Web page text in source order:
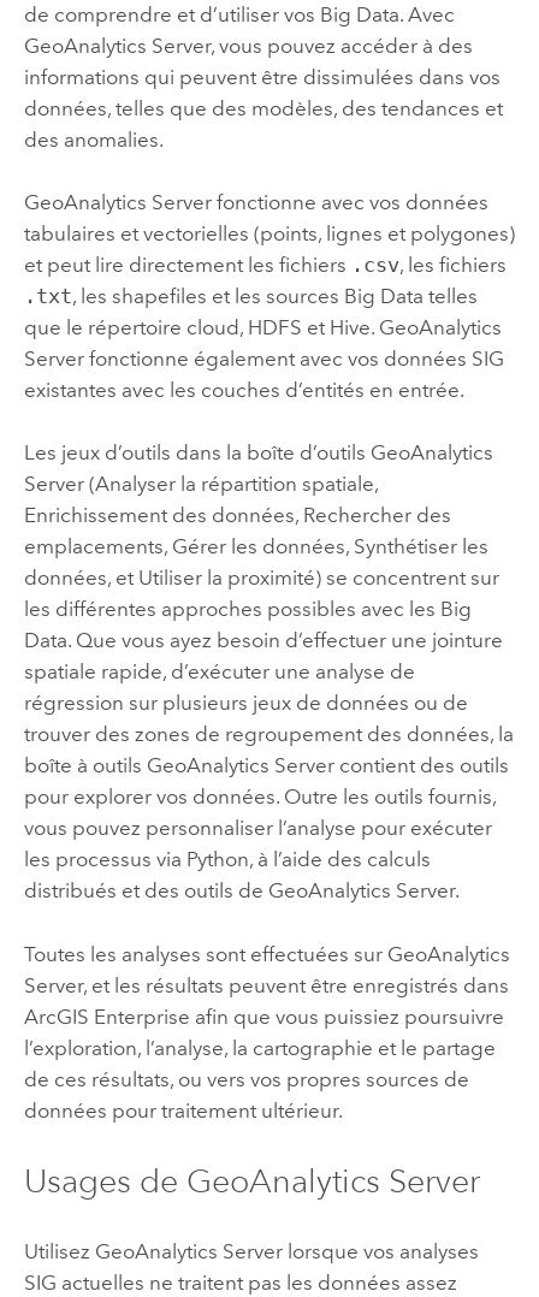
de comprendre et d’utiliser vos Big Data. Avec
GeoAnalytics Server, vous pouvez accéder à des
informations qui peuvent être dissimulées dans vos
données, telles que des modèles, des tendances et
des anomalies.
GeoAnalytics Serverfonctionne avec vos données
tabulaires et vectorielles (points, lignes et polygones)
et peut lire directement les fichiers .csv, les fichiers
.txt, les shapefiles et les sources Big Data telles
que le répertoire cloud, HDFS et Hive. GeoAnalytics
Serverfonctionne également avec vos données SIG
existantes avec les couches d’entités en entrée.
Les jeux d’outils dans la boîte d’outils GeoAnalytics
Server(Analyser la répartition spatiale,
Enrichissement des données, Rechercher des
emplacements, Gérer les données, Synthétiser les
données, et Utiliser la proximité) se concentrent sur
les différentes approches possibles avec les Big
Data. Que vous ayez besoin d’effectuer une jointure
spatiale rapide, d’exécuter une analyse de
régression sur plusieurs jeux de données ou de
trouver des zones de regroupement des données, la
boîte à outils GeoAnalytics Servercontient des outils
pour explorer vos données. Outre les outils fournis,
vous pouvez personnaliser l’analyse pour exécuter
les processus via Python, à l’aide des calculs
distribués et des outils de GeoAnalytics Server.
Toutes les analyses sont effectuées sur GeoAnalytics
Server, et les résultats peuvent être enregistrés dans
ArcGIS Enterprise afin que vous puissiez poursuivre
l’exploration, l’analyse, la cartographie et le partage
de ces résultats, ou vers vos propres sources de
données pour traitement ultérieur.
Usages de GeoAnalytics Server
Utilisez GeoAnalytics Serverlorsque vos analyses
SIG actuelles ne traitent pas les données assez